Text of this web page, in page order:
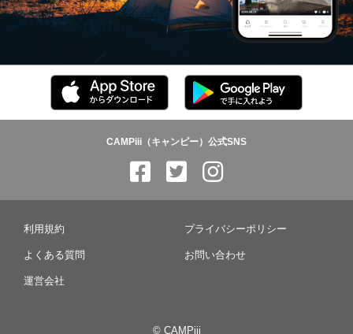
CAMPiii（キャンピー）公式SNS
利用規約 プライバシーポリシー
よくある質問 お問い合わせ
運営会社
© CAMPiii